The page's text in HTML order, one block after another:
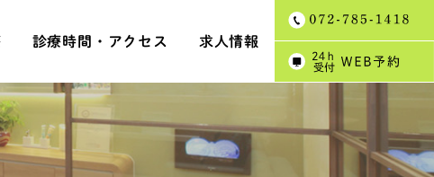
診療時間・アクセス 求人情報